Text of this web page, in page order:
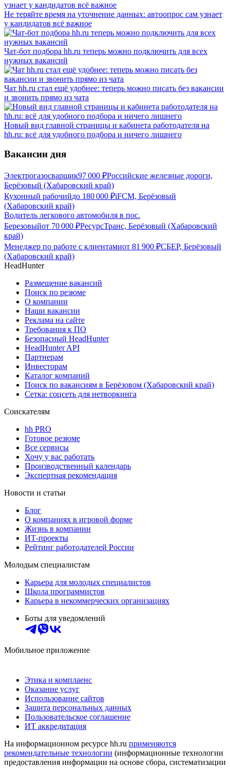
Не теряйте время на уточнение данных: автоопрос сам узнает
у кандидатов всё важное
Чат-бот подбора hh.ru теперь можно подключить для всех
нужных вакансий
Чат hh.ru стал ещё удобнее: теперь можно писать без вакансии
и звонить прямо из чата
Новый вид главной страницы и кабинета работодателя на
hh.ru: всё для удобного подбора и ничего лишнего
Вакансии дня
Электрогазосварщик97 000 ₽Российские железные дороги,
Берёзовый (Хабаровский край)
Кухонный рабочийдо 180 000 ₽iFCM, Берёзовый
(Хабаровский край)
Водитель легкового автомобиля в пос.
Березовыйот 70 000 ₽РесурсТранс, Берёзовый (Хабаровский
край)
Менеджер по работе с клиентамиот 81 900 ₽СБЕР, Берёзовый
(Хабаровский край)
HeadHunter
Размещение вакансий
Поиск по резюме
О компании
Наши вакансии
Реклама на сайте
Требования к ПО
Безопасный HeadHunter
HeadHunter API
Партнерам
Инвесторам
Каталог компаний
Поиск по вакансиям в Берёзовом (Хабаровский край)
Сетка: соцсеть для нетворкинга
Соискателям
hh PRO
Готовое резюме
Все сервисы
Хочу у вас работать
Производственный календарь
Экспертная рекомендация
Новости и статьи
Блог
О компаниях в игровой форме
Жизнь в компании
ИТ-проекты
Рейтинг работодателей России
Молодым специалистам
Карьера для молодых специалистов
Школа программистов
Карьера в некоммерческих организациях
Боты для уведомлений
Мобильное приложение
Этика и комплаенс
Оказание услуг
Использование сайтов
Защита персональных данных
Пользовательское соглашение
ИТ аккредитация
На информационном ресурсе hh.ru применяются
рекомендательные технологии (информационные технологии
предоставления информации на основе сбора, систематизации